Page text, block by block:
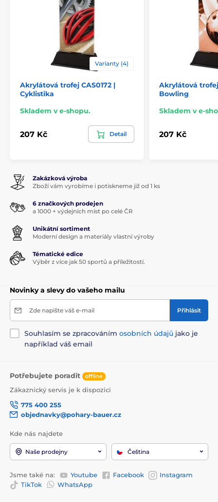
Varianty (4)
Akrylátová trofej CAS0172 |
Cyklistika
Skladem v e-shopu.
207 Kč Detail
Akrylátová trofej
Bowling
Skladem v e-
207 Kč
Zakázková výroba
Zboží vám vyrobíme i potiskneme již od 1 ks
6 značkových prodejen
a 1000 + výdejních míst po celé ČR
Unikátní sortiment
Moderní design a materiály vlastní výroby
Tématické edice
Výběr z více jak 50 sportů a příležitostí.
Novinky a slevy do vašeho mailu
Zde napište váš e-mail Přihlásit
Souhlasím se zpracováním osobních údajů jako je
například váš email
Potřebujete poradit offline
Zákaznický servis je k dispozici
775 400 255
objednavky@pohary-bauer.cz
Kde nás najdete
Naše prodejny Čeština
Jsme také na: Youtube Facebook
Instagram
TikTok
WhatsApp